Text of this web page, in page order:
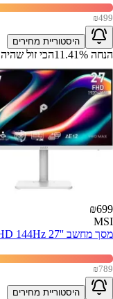
₪499
היסטוריית מחירים
הנחה 11.41% הכי זול שהיה
₪699
MSI
מסך מחשב ''MSI PRO MAX 271PHW FHD 144Hz 27
₪789
היסטוריית מחירים